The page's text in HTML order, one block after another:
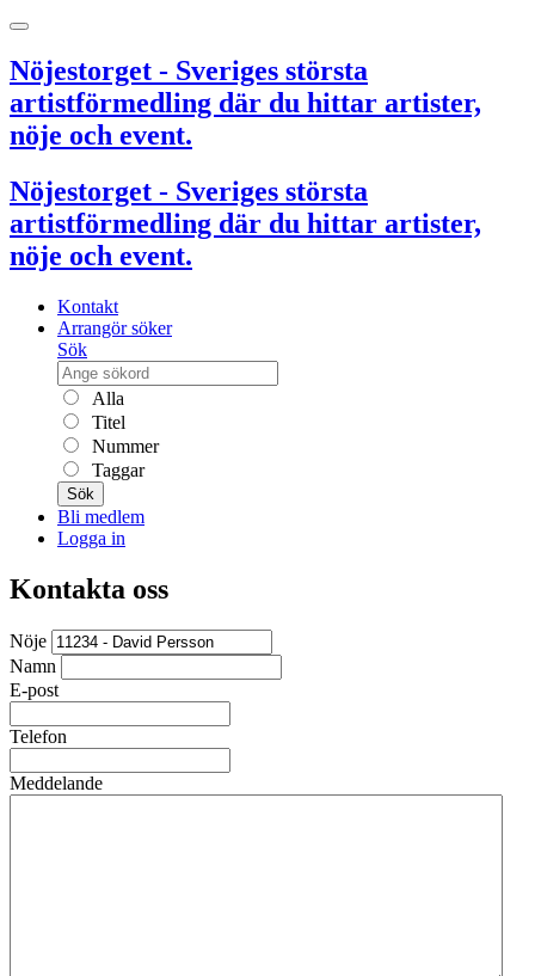
Nöjestorget - Sveriges största
artistförmedling där du hittar artister,
nöje och event.
Nöjestorget - Sveriges största
artistförmedling där du hittar artister,
nöje och event.
Kontakt
Arrangör söker
Sök
Alla
Titel
Nummer
Taggar
Sök
Bli medlem
Logga in
Kontakta oss
Nöje
Namn
E-post
Telefon
Meddelande